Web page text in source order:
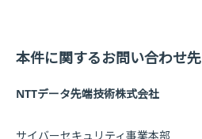
本件に関するお問い合わせ先
NTTデータ先端技術株式会社
サイバーセキュリティ事業本部